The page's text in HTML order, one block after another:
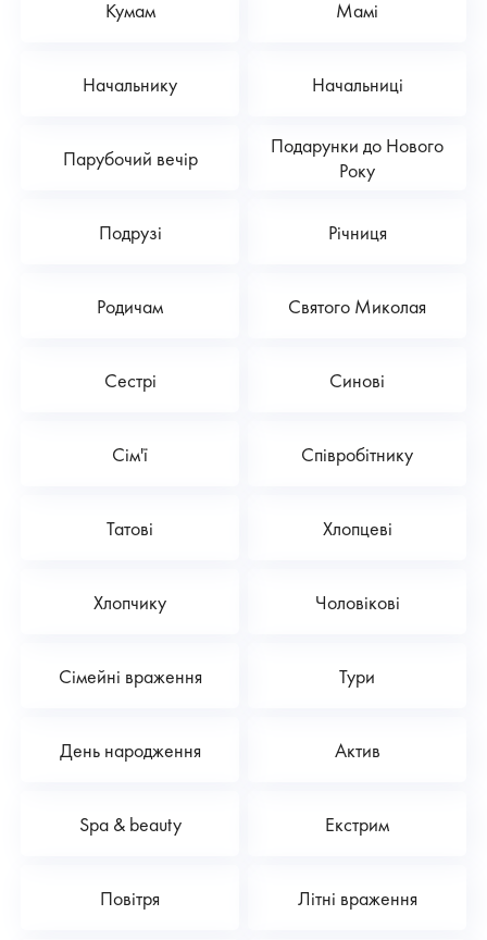
Кумам Мамі
Начальнику Начальниці
Парубочий вечір
Подарунки до Нового
Року
Подрузі Річниця
Родичам Святого Миколая
Сестрі Синові
Сім'ї Співробітнику
Татові Хлопцеві
Хлопчику Чоловікові
Сімейні враження Тури
День народження Актив
Spa & beauty Екстрим
Повітря Літні враження